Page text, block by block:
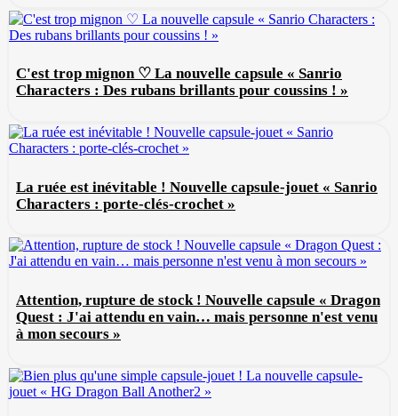
C'est trop mignon ♡ La nouvelle capsule « Sanrio
Characters : Des rubans brillants pour coussins ! »
La ruée est inévitable ! Nouvelle capsule-jouet « Sanrio
Characters : porte-clés-crochet »
Attention, rupture de stock ! Nouvelle capsule « Dragon
Quest : J'ai attendu en vain… mais personne n'est venu
à mon secours »